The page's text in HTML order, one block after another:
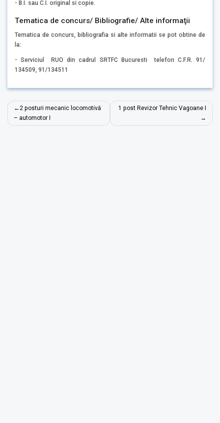
- B.I. sau C.I. original si copie.
Tematica de concurs/ Bibliografie/ Alte informaţii
Tematica de concurs, bibliografia si alte informatii se pot obtine de
la:
- Serviciul RUO din cadrul SRTFC Bucuresti telefon C.F.R. 91/
134509, 91/134511
Navigare
în
2 posturi mecanic locomotivă
– automotor I
1 post Revizor Tehnic Vagoane I